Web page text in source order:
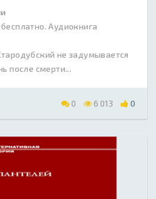
Аудиокнига
не задумывается
после смерти...
0 6 013 0